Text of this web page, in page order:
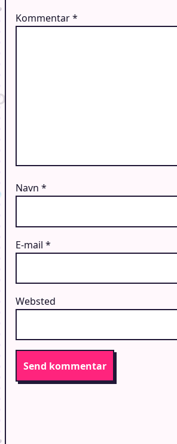
Kommentar*
Navn *
E-mail *
Websted